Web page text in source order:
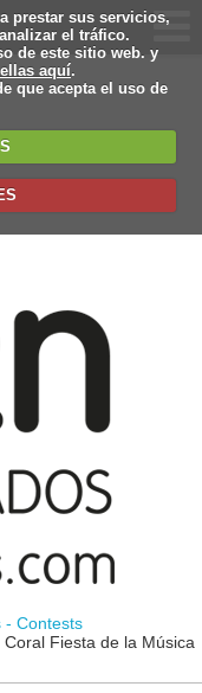
prestar sus servicios,
el tráfico.
de este sitio web. y
aquí.
que acepta el uso de
- Contests
Fiesta de la Música